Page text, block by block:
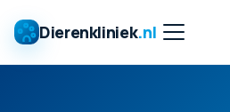
Dierenkliniek.nl